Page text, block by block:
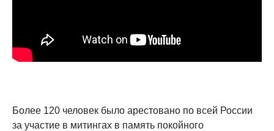
Более 120 человек было арестовано по всей России
за участие в митингах в память покойного